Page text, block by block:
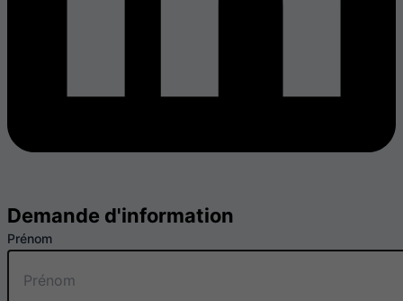
Demande d'information
Prénom